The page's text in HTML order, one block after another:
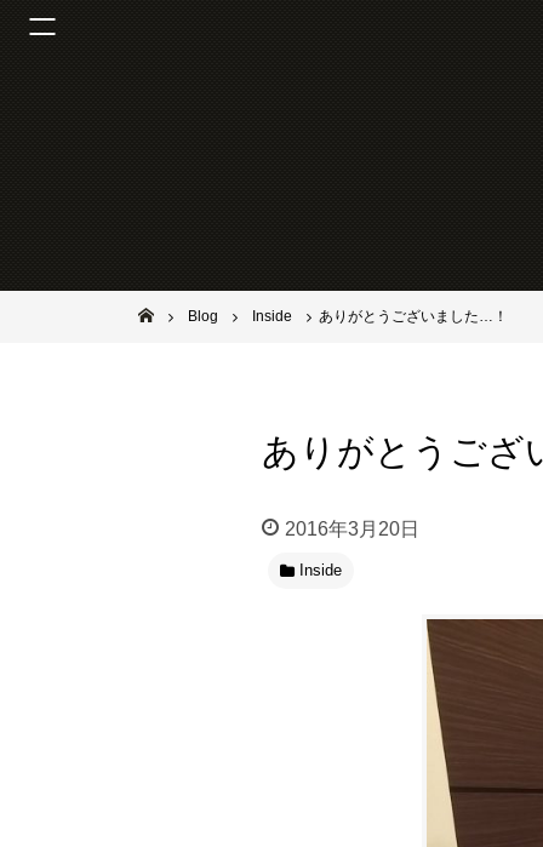
池田市石橋の美容室ならヘアサロンSolana（ソラーナ）
Blog Inside ありがとうございました…！
ありがとうご
2016年3月20日
Inside